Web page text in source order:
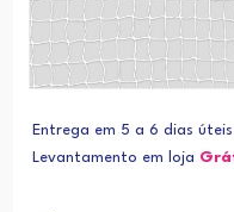
Entrega em 5 a 6 dias úteis
Levantamento em loja